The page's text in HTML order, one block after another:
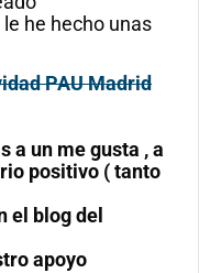
he hecho unas
PAU Madrid
a un me gusta , a
positivo ( tanto
el blog del
apoyo